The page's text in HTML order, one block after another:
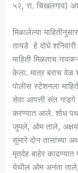
५२, रा. चिखलगाव)
मिळालेल्या
तायडे हे दोघे
माहिती मिळताच
केला. मात्र बराच वेळ
पोलीस स्टेशनला
सेवा आपत्ती संत गाडगे
करण्यात आले. शोध
जुमले, ओम ताले, अक्षय
सुमारे दोन तासांच्या
मृतदेह बाहेर
येथील ओम अनंता